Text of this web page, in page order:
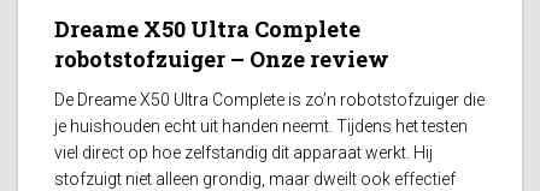
Dreame X50 Ultra Complete
robotstofzuiger – Onze review
De Dreame X50 Ultra Complete is zo’n robotstofzuiger die
je huishouden echt uit handen neemt. Tijdens het testen
viel direct op hoe zelfstandig dit apparaat werkt. Hij
stofzuigt niet alleen grondig, maar dweilt ook effectief